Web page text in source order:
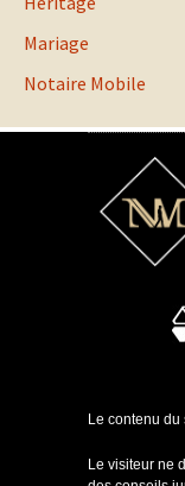
Mariage
Notaire Mobile
Le contenu
Le visiteur ne